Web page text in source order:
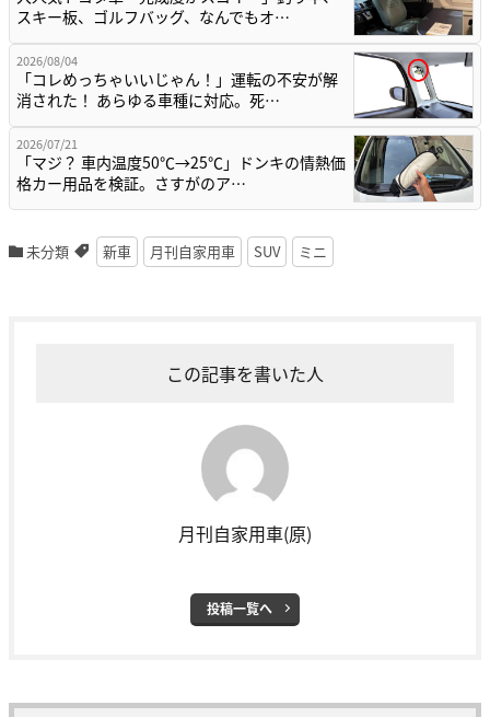
スキー板、ゴルフバッグ、なんでもオ…
2026/08/04
「コレめっちゃいいじゃん！」運転の不安が解
消された！ あらゆる車種に対応。死…
2026/07/21
「マジ？ 車内温度50℃→25℃」ドンキの情熱価
格カー用品を検証。さすがのア…
未分類 新車 月刊自家用車 SUV ミニ
この記事を書いた人
月刊自家用車(原)
投稿一覧へ